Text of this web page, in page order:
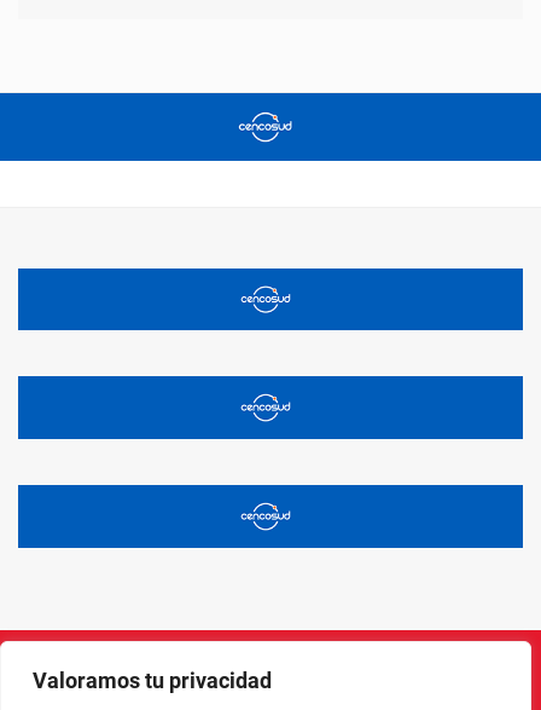
Valoramos tu privacidad
InstagramFacebook
X